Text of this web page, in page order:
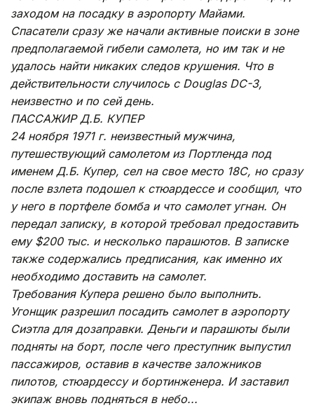
заходом на посадку в аэропорту Майами.
Спасатели сразу же начали активные поиски в зоне
предполагаемой гибели самолета, но им так и не
удалось найти никаких следов крушения. Что в
действительности случилось с Douglas DC-3,
неизвестно и по сей день.
ПАССАЖИР Д.Б. КУПЕР
24 ноября 1971 г. неизвестный мужчина,
путешествующий самолетом из Портленда под
именем Д.Б. Купер, сел на свое место 18С, но сразу
после взлета подошел к стюардессе и сообщил, что
у него в портфеле бомба и что самолет угнан. Он
передал записку, в которой требовал предоставить
ему $200 тыс. и несколько парашютов. В записке
также содержались предписания, как именно их
необходимо доставить на самолет.
Требования Купера решено было выполнить.
Угонщик разрешил посадить самолет в аэропорту
Сиэтла для дозаправки. Деньги и парашюты были
подняты на борт, после чего преступник выпустил
пассажиров, оставив в качестве заложников
пилотов, стюардессу и бортинженера. И заставил
экипаж вновь подняться в небо...